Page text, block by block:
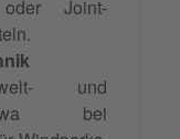
oder Joint-
und
bei